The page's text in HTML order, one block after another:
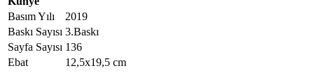
Basım Yılı
2019
Baskı Sayısı 3.Baskı
Sayfa Sayısı 136
Ebat
12,5x19,5 cm